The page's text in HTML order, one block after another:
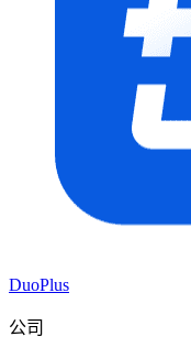
DuoPlus
公司